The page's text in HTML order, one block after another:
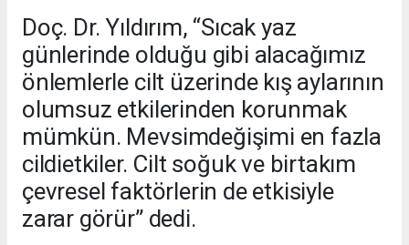
Doç. Dr. Yıldırım, “Sıcak yaz
günlerinde olduğu gibi alacağımız
önlemlerle cilt üzerinde kış aylarının
olumsuz etkilerinden korunmak
mümkün. Mevsimdeğişimi en fazla
cildietkiler. Cilt soğuk ve birtakım
çevresel faktörlerin de etkisiyle
zarar görür” dedi.